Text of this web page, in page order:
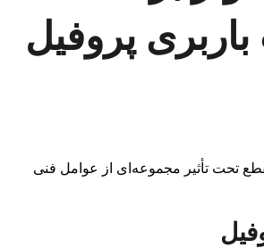
پروفیل
تحت تأثیر مجموعه‌ای از عوامل فنی